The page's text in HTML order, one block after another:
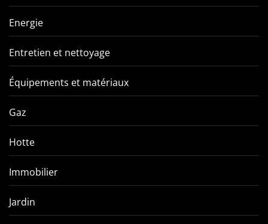
Energie
Entretien et nettoyage
Équipements et matériaux
Gaz
Hotte
Immobilier
Jardin